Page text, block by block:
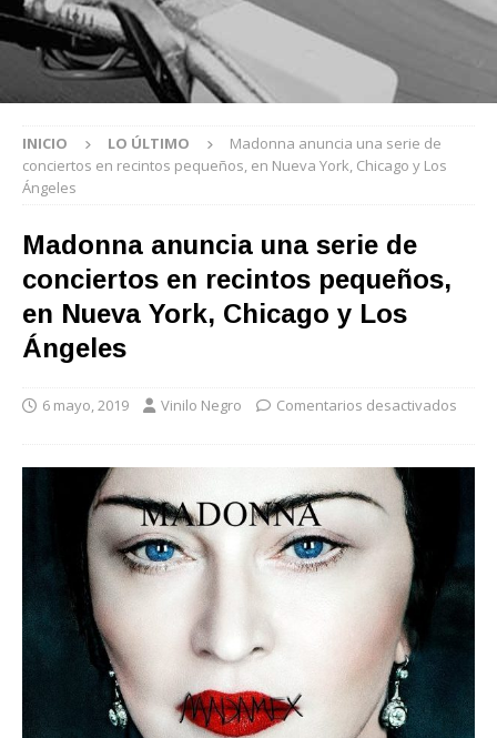
INICIO LO ÚLTIMO
Madonna anuncia una serie de
conciertos en recintos pequeños, en Nueva York, Chicago y Los
Ángeles
Madonna anuncia una serie de
conciertos en recintos pequeños,
en Nueva York, Chicago y Los
Ángeles
6 mayo, 2019 Vinilo Negro Comentarios desactivados